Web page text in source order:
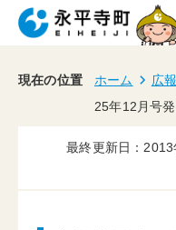
現在の位置 ホーム 広
25年12月号発
最終更新日：2013